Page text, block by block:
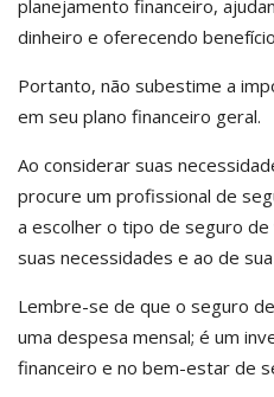
planejamento financeiro,
dinheiro e oferecendo
Portanto, não subestime a
em seu plano financeiro geral.
Ao considerar suas
procure um profissional de
a escolher o tipo de seguro
suas necessidades e ao de
Lembre-se de que o seguro
uma despesa mensal; é um
financeiro e no bem-estar de